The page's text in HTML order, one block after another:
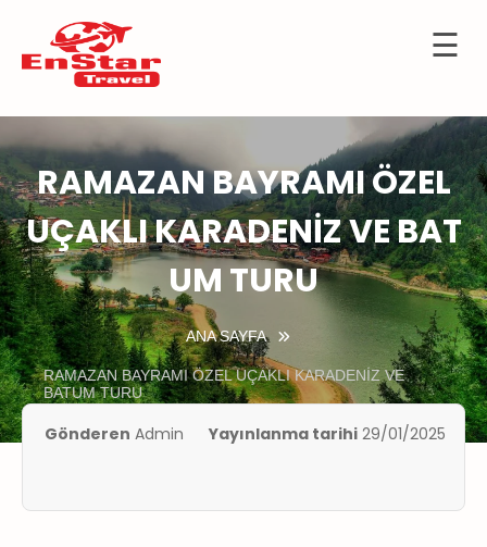
İçeriğe
☰
KIBRIS
RAMAZAN BAYRAMI ÖZEL
UÇAKLI KARADENİZ VE BAT
UM TURU
ANA SAYFA
RAMAZAN BAYRAMI ÖZEL UÇAKLI KARADENİZ VE
BATUM TURU
Gönderen Admin Yayınlanma tarihi 29/01/2025